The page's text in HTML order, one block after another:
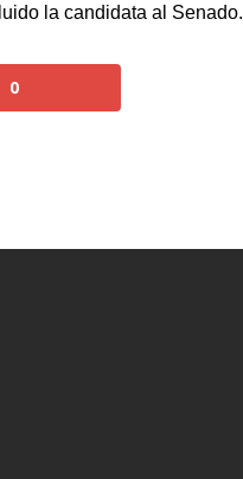
la candidata al Senado.
0